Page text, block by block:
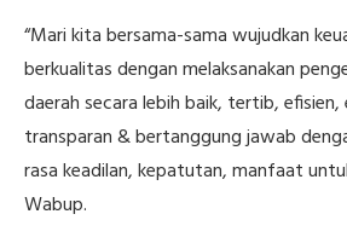
“Mari kita bersama-sama wujudkan
berkualitas dengan melaksanakan
daerah secara lebih baik, tertib,
transparan & bertanggung jawab
rasa keadilan, kepatutan, manfaat
Wabup.